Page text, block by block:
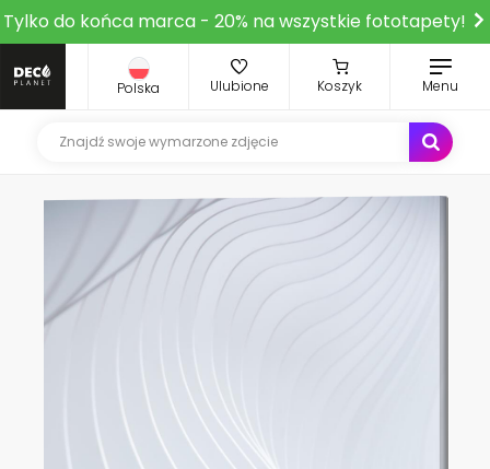
Tylko do końca marca - 20% na wszystkie fototapety!
Polska Ulubione Koszyk Menu